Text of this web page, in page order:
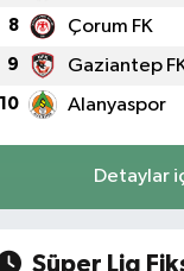
8 Çorum FK
9 Gaziantep
10 Alanyaspor
Detaylar
Süper Lig